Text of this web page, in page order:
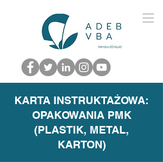
KARTA INSTRUKTAŻOWA:
OPAKOWANIA PMK
(PLASTIK, METAL,
KARTON)